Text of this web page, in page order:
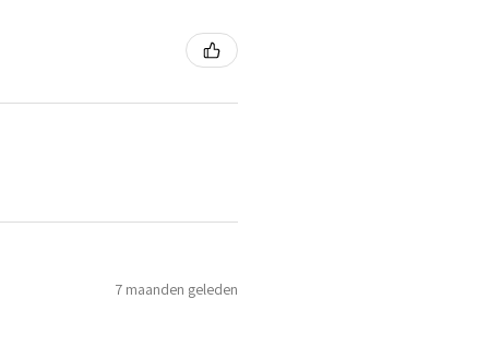
7 maanden geleden